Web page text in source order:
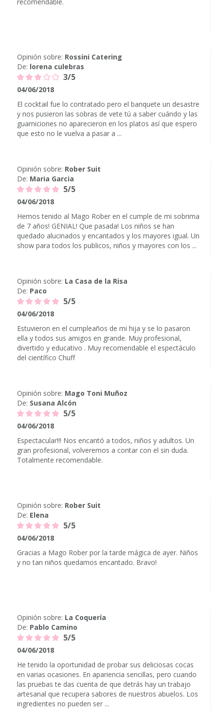
Opinión sobre: Rossini Catering
De: lorena culebras
3/5
04/06/2018
El cocktail fue lo contratado pero el banquete un desastre
y nos pusieron las sobras de vete tú a saber cuándo y las
guarniciones no aparecieron en los platos así que espero
que esto no le vuelva a pasar a ...
Opinión sobre: Rober Suit
De: Maria Garcia
5/5
04/06/2018
Hemos tenido al Mago Rober en el cumple de mi sobrima
de 7 años! GENIAL! Que pasada! Los niños se han
quedado alucinados y encantados y los mayores igual. Un
show para todos los publicos, niños y mayores con los ...
Opinión sobre: La Casa de la Risa
De: Paco
5/5
04/06/2018
Estuvieron en el cumpleaños de mi hija y se lo pasaron
ella y todos sus amigos en grande. Muy profesional,
divertido y educativo . Muy recomendable el espectáculo
del científico Chuff
Opinión sobre: Mago Toni Muñoz
De: Susana Alcón
5/5
04/06/2018
Espectacular!!! Nos encantó a todos, niños y adultos. Un
gran profesional, volveremos a contar con el sin duda.
Totalmente recomendable.
Opinión sobre: Rober Suit
De: Elena
5/5
04/06/2018
Gracias a Mago Rober por la tarde mágica de ayer. Niños
y no tan niños quedamos encantado. Bravo!
Opinión sobre: La Coquería
De: Pablo Camino
5/5
04/06/2018
He tenido la oportunidad de probar sus deliciosas cocas
en varias ocasiones. En apariencia sencillas, pero cuando
las pruebas te das cuenta de que detrás hay un trabajo
artesanal que recupera sabores de nuestros abuelos. Los
ingredientes no pueden ser ...